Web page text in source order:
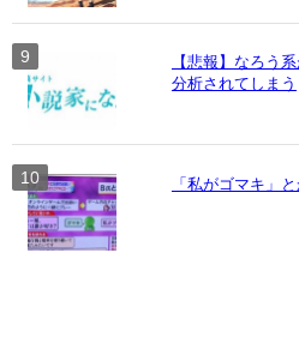
【悲報】なろう
分析されてしまう
「私がゴマキ」